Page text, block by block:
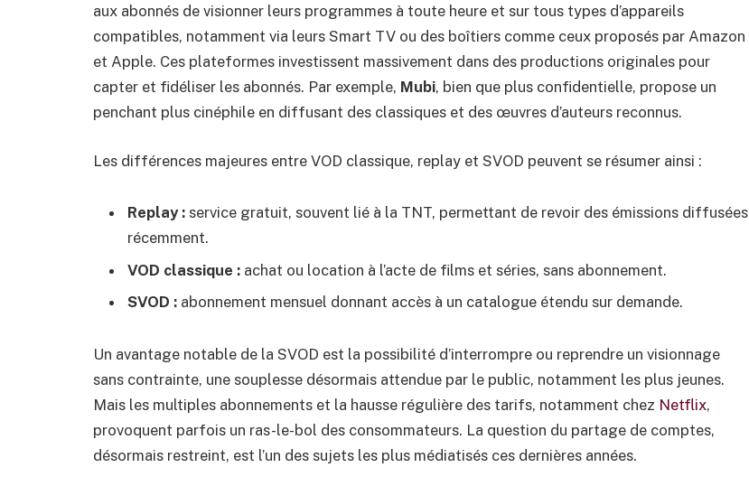
aux abonnés de visionner leurs programmes à toute heure et sur tous types d’appareils
compatibles, notamment via leurs Smart TV ou des boîtiers comme ceux proposés par Amazon
et Apple. Ces plateformes investissent massivement dans des productions originales pour
capter et fidéliser les abonnés. Par exemple, Mubi, bien que plus confidentielle, propose un
penchant plus cinéphile en diffusant des classiques et des œuvres d’auteurs reconnus.
Les différences majeures entre VOD classique, replay et SVOD peuvent se résumer ainsi :
Replay : service gratuit, souvent lié à la TNT, permettant de revoir des émissions diffusées
récemment.
VOD classique : achat ou location à l’acte de films et séries, sans abonnement.
SVOD : abonnement mensuel donnant accès à un catalogue étendu sur demande.
Un avantage notable de la SVOD est la possibilité d’interrompre ou reprendre un visionnage
sans contrainte, une souplesse désormais attendue par le public, notamment les plus jeunes.
Mais les multiples abonnements et la hausse régulière des tarifs, notamment chez Netflix,
provoquent parfois un ras-le-bol des consommateurs. La question du partage de comptes,
désormais restreint, est l’un des sujets les plus médiatisés ces dernières années.